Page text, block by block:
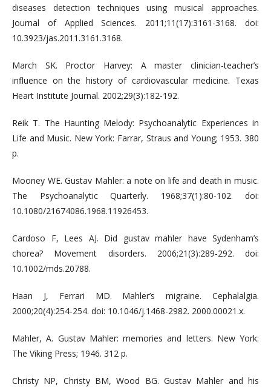
diseases detection techniques using musical approaches.
Journal of Applied Sciences. 2011;11(17):3161-3168. doi:
10.3923/jas.2011.3161.3168.
March SK. Proctor Harvey: A master clinician-teacher’s
influence on the history of cardiovascular medicine. Texas
Heart Institute Journal. 2002;29(3):182-192.
Reik T. The Haunting Melody: Psychoanalytic Experiences in
Life and Music. New York: Farrar, Straus and Young; 1953. 380
p.
Mooney WE. Gustav Mahler: a note on life and death in music.
The Psychoanalytic Quarterly. 1968;37(1):80-102. doi:
10.1080/21674086.1968.11926453.
Cardoso F, Lees AJ. Did gustav mahler have Sydenham’s
chorea? Movement disorders. 2006;21(3):289-292. doi:
10.1002/mds.20788.
Haan J, Ferrari MD. Mahler’s migraine. Cephalalgia.
2000;20(4):254-254. doi: 10.1046/j.1468-2982. 2000.00021.x.
Mahler, А. Gustav Mahler: memories and letters. New York:
The Viking Press; 1946. 312 p.
Christy NP, Christy BM, Wood BG. Gustav Mahler and his